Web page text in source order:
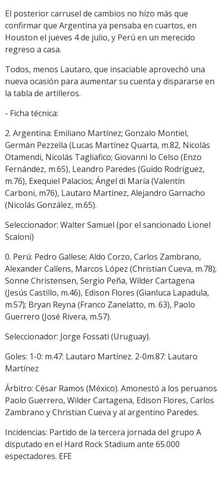
El posterior carrusel de cambios no hizo más que
confirmar que Argentina ya pensaba en cuartos, en
Houston el jueves 4 de julio, y Perú en un merecido
regreso a casa.
Todos, menos Lautaro, que insaciable aprovechó una
nueva ocasión para aumentar su cuenta y dispararse en
la tabla de artilleros.
- Ficha técnica:
2. Argentina: Emiliano Martínez; Gonzalo Montiel,
Germán Pezzella (Lucas Martínez Quarta, m.82, Nicolás
Otamendi, Nicolás Tagliafico; Giovanni lo Celso (Enzo
Fernández, m.65), Leandro Paredes (Guido Rodríguez,
m.76), Exequiel Palacios; Ángel di María (Valentín
Carboni, m76), Lautaro Martínez, Alejandro Garnacho
(Nicolás González, m.65).
Seleccionador: Walter Samuel (por el sancionado Lionel
Scaloni)
0. Perú: Pedro Gallese; Aldo Corzo, Carlos Zambrano,
Alexander Callens, Marcos López (Christian Cueva, m.78);
Sonne Christensen, Sergio Peña, Wilder Cartagena
(Jesús Castillo, m.46), Edison Flores (Gianluca Lapadula,
m.57); Bryan Reyna (Franco Zanelatto, m. 63), Paolo
Guerrero (José Rivera, m.57).
Seleccionador: Jorge Fossati (Uruguay).
Goles: 1-0: m.47: Lautaro Martínez. 2-0m.87: Lautaro
Martínez
Árbitro: César Ramos (México). Amonestó a los peruanos
Paolo Guerrero, Wilder Cartagena, Edison Flores, Carlos
Zambrano y Christian Cueva y al argentino Paredes.
Incidencias: Partido de la tercera jornada del grupo A
disputado en el Hard Rock Stadium ante 65.000
espectadores. EFE